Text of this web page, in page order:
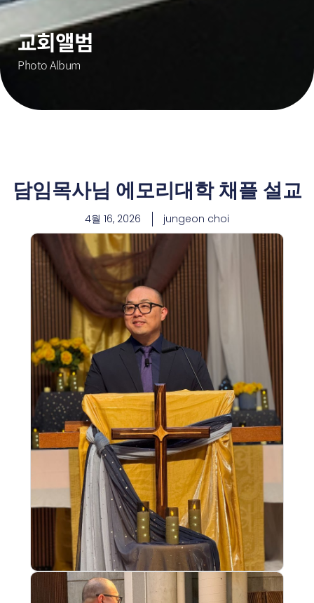
교회앨범
Photo Album
담임목사님 에모리대학 채플 설교
4월 16, 2026 jungeon choi